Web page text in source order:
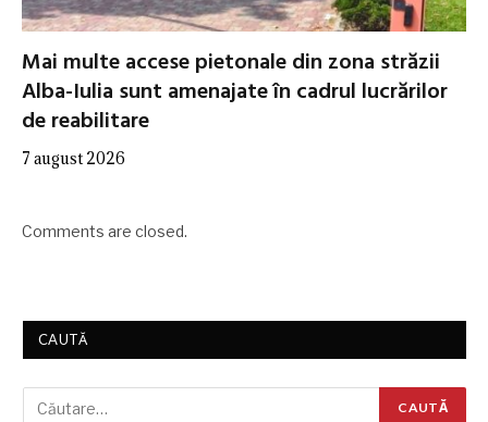
Mai multe accese pietonale din zona străzii
Alba-Iulia sunt amenajate în cadrul lucrărilor
de reabilitare
7 august 2026
Comments are closed.
CAUTĂ